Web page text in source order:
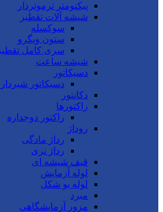
پیکنومتر ترموتردار
شیشه آلات تقطیر
سوکسله
ستون ویگرو
سری کامل تقطیر
شیشه ساعت
دسیکاتور
دسیکاتور
دکانتور
راکتورها
راکتور دوجداره
روداژ
رداژ مادگی
رداژ نری
قیف شیشه ای
لوله آزمایش
لوله یو شکل
مبرد
مزور آزمایشگاهی